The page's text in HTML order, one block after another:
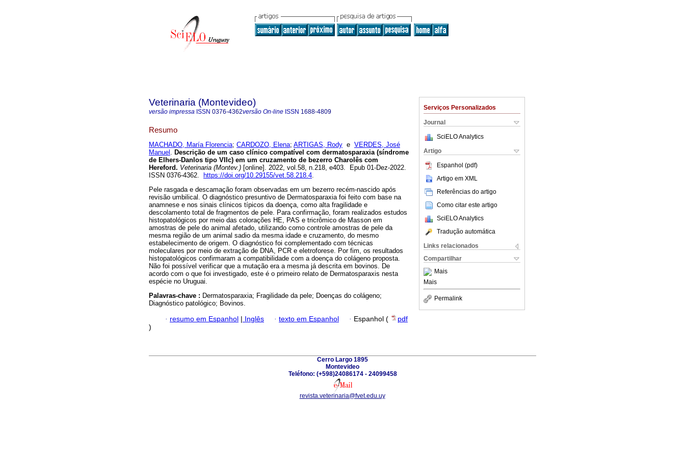
Serviços Personalizados
Journal
SciELO Analytics
Artigo
Espanhol (pdf)
Artigo em XML
Referências do artigo
Como citar este artigo
SciELO Analytics
Tradução automática
Links relacionados
Compartilhar
Mais
Mais
Permalink
Veterinaria (Montevideo)
versão impressa ISSN 0376-4362versão On-line ISSN 1688-4809
Resumo
MACHADO, María Florencia; CARDOZO, Elena; ARTIGAS, Rody e VERDES, José
Manuel . Descrição de um caso clínico compatível com dermatosparaxia (síndrome
de Elhers-Danlos tipo VIIc) em um cruzamento de bezerro Charolês com
Hereford. Veterinaria (Montev.) [online]. 2022, vol.58, n.218, e403. Epub 01-Dez-2022.
ISSN 0376-4362.
https://doi.org/10.29155/vet.58.218.4.
Pele rasgada e descamação foram observadas em um bezerro recém-nascido após
revisão umbilical. O diagnóstico presuntivo de Dermatosparaxia foi feito com base na
anamnese e nos sinais clínicos típicos da doença, como alta fragilidade e
descolamento total de fragmentos de pele. Para confirmação, foram realizados estudos
histopatológicos por meio das colorações HE, PAS e tricrômico de Masson em
amostras de pele do animal afetado, utilizando como controle amostras de pele da
mesma região de um animal sadio da mesma idade e cruzamento, do mesmo
estabelecimento de origem. O diagnóstico foi complementado com técnicas
moleculares por meio de extração de DNA, PCR e eletroforese. Por fim, os resultados
histopatológicos confirmaram a compatibilidade com a doença do colágeno proposta.
Não foi possível verificar que a mutação era a mesma já descrita em bovinos. De
acordo com o que foi investigado, este é o primeiro relato de Dermatosparaxis nesta
espécie no Uruguai.
Palavras-chave : Dermatosparaxia; Fragilidade da pele; Doenças do colágeno;
Diagnóstico patológico; Bovinos.
· resumo em Espanhol | Inglês · texto em Espanhol · Espanhol (
pdf
)
Cerro Largo 1895
Montevideo
Teléfono: (+598)24086174 - 24099458
revista.veterinaria@fvet.edu.uy